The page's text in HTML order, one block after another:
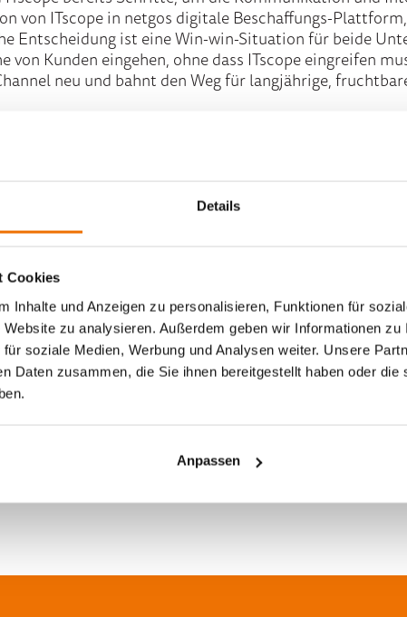
Details
Cookies
Inhalte und Anzeigen zu personalisieren, Funktionen für
zu analysieren. Außerdem geben wir Informationen zu
soziale Medien, Werbung und Analysen weiter. Unsere
Daten zusammen, die Sie ihnen bereitgestellt haben oder
Anpassen
von ITscope in netgos digitale Beschaffungs-
Entscheidung ist eine Win-win-Situation für beide
von Kunden eingehen, ohne dass ITscope eingreifen
neu und bahnt den Weg für langjährige,
Beschaffung und -Vertrieb im B2B-Bereich und
Mit über 8.500 aktiven Nutzern und
Produkte. Die cloudbasierte Lösung
Mitarbeitende an mehr als 35 Standorten. Als einer
Leistungsportfolio Cloud Services, Managed
Softwarelösungen als Pfeiler einer zukunftsweisenden